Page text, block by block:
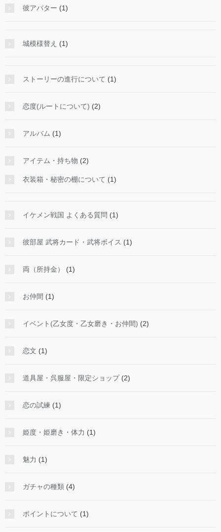
彼アバター (1)
城模様替え (1)
ストーリーの進行について (1)
恋度(ルートについて) (2)
アルバム (1)
アイテム・持ち物 (2)
衣装箱・秘密の棚について (1)
イケメン戦国 よくある質問 (1)
彼部屋 武将カード・武将ボイス (1)
両（所持金） (1)
お仲間 (1)
イベント(乙女度・乙女磨き・お仲間) (2)
恋文 (1)
道具屋・呉服屋・限定ショップ(2)
恋の試練 (1)
姫度・姫磨き・体力 (1)
魅力 (1)
ガチャの種類 (4)
ポイントについて (1)